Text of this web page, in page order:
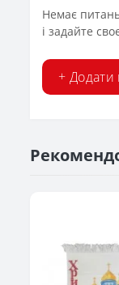
Немає
і задайте
+ Додати